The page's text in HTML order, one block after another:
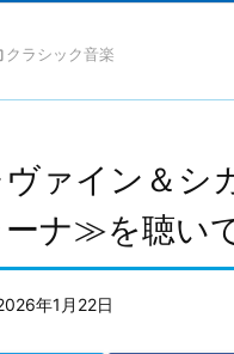
クラシック音楽
ヴァイン＆シ
ーナ≫を聴い
年1月22日